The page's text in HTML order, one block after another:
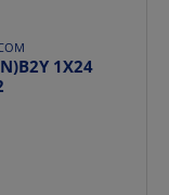
1X24